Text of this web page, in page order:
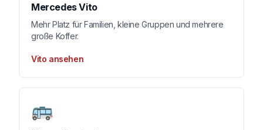
Mercedes Vito
Mehr Platz für Familien, kleine Gruppen und mehrere
große Koffer.
Vito ansehen
🚌